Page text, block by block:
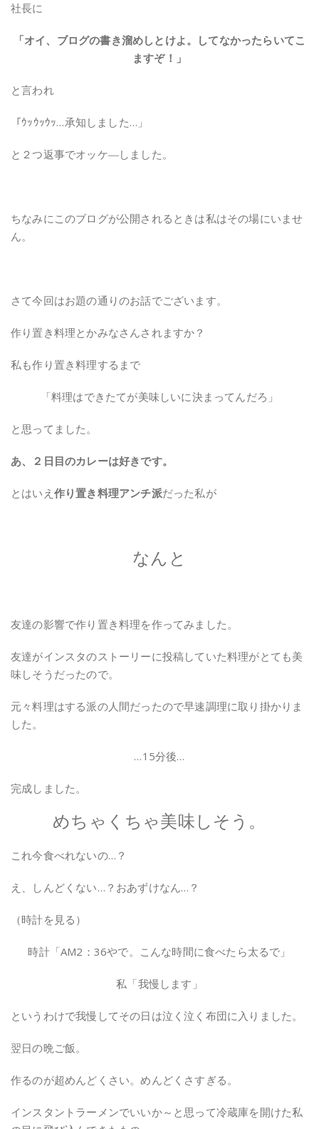
社長に
「オイ、ブログの書き溜めしとけよ。してなかったらいてこ
ますぞ！」
と言われ
「ｳｯｳｯｳｯ…承知しました…」
と２つ返事でオッケ―しました。
ちなみにこのブログが公開されるときは私はその場にいませ
ん。
さて今回はお題の通りのお話でございます。
作り置き料理とかみなさんされますか？
私も作り置き料理するまで
「料理はできたてが美味しいに決まってんだろ」
と思ってました。
あ、２日目のカレーは好きです。
とはいえ 作り置き料理アンチ派だった私が
なんと
友達の影響で作り置き料理を作ってみました。
友達がインスタのストーリーに投稿していた料理がとても美
味しそうだったので。
元々料理はする派の人間だったので早速調理に取り掛かりま
した。
…15分後…
完成しました。
めちゃくちゃ美味しそう。
これ今食べれないの…？
え、しんどくない…？おあずけなん…？
（時計を見る）
時計「AM2：36やで。こんな時間に食べたら太るで」
私「我慢します」
というわけで我慢してその日は泣く泣く布団に入りました。
翌日の晩ご飯。
作るのが超めんどくさい。めんどくさすぎる。
インスタントラーメンでいいか～と思って冷蔵庫を開けた私